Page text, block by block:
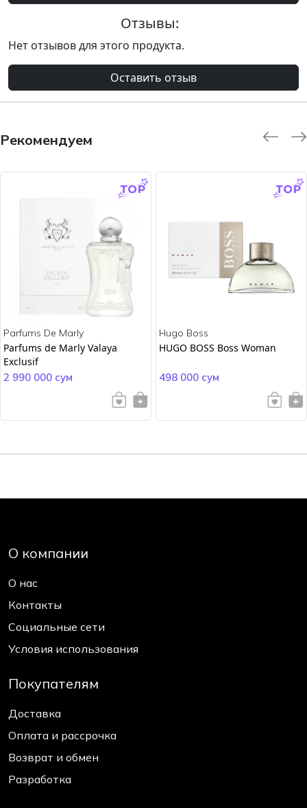
Отзывы:
Нет отзывов для этого продукта.
Оставить отзыв
Рекомендуем
Parfums De Marly
Parfums de Marly Valaya
Exclusif
2 990 000 сум
Hugo Boss
HUGO BOSS Boss Woman
498 000 сум
О компании
О нас
Контакты
Социальные сети
Условия использования
Покупателям
Доставка
Оплата и рассрочка
Возврат и обмен
Разработка